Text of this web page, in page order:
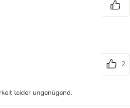
2
leider ungenügend.